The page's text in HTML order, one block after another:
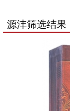
源沣筛选结果